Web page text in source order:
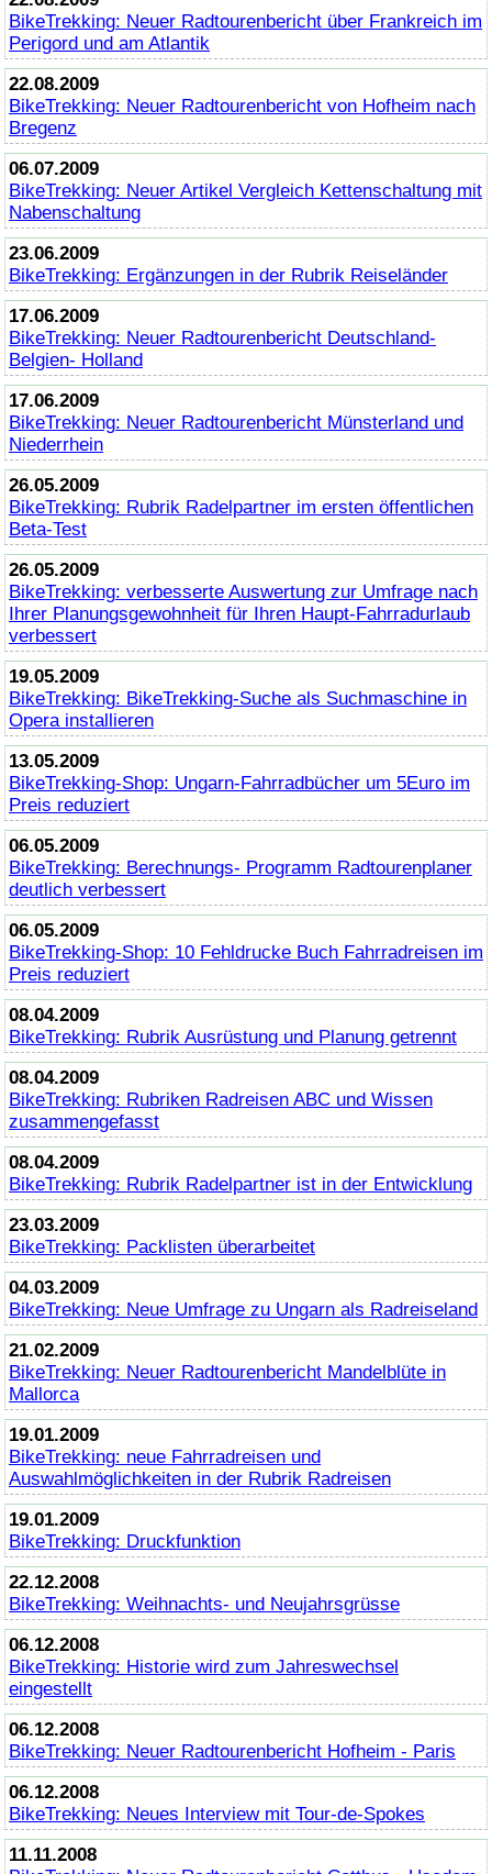
BikeTrekking: Neuer Radtourenbericht über Frankreich im
Perigord und am Atlantik
22.08.2009
BikeTrekking: Neuer Radtourenbericht von Hofheim nach
Bregenz
06.07.2009
BikeTrekking: Neuer Artikel Vergleich Kettenschaltung mit
Nabenschaltung
23.06.2009
BikeTrekking: Ergänzungen in der Rubrik Reiseländer
17.06.2009
BikeTrekking: Neuer Radtourenbericht Deutschland-
Belgien- Holland
17.06.2009
BikeTrekking: Neuer Radtourenbericht Münsterland und
Niederrhein
26.05.2009
BikeTrekking: Rubrik Radelpartner im ersten öffentlichen
Beta-Test
26.05.2009
BikeTrekking: verbesserte Auswertung zur Umfrage nach
Ihrer Planungsgewohnheit für Ihren Haupt-Fahrradurlaub
verbessert
19.05.2009
BikeTrekking: BikeTrekking-Suche als Suchmaschine in
Opera installieren
13.05.2009
BikeTrekking-Shop: Ungarn-Fahrradbücher um 5Euro im
Preis reduziert
06.05.2009
BikeTrekking: Berechnungs- Programm Radtourenplaner
deutlich verbessert
06.05.2009
BikeTrekking-Shop: 10 Fehldrucke Buch Fahrradreisen im
Preis reduziert
08.04.2009
BikeTrekking: Rubrik Ausrüstung und Planung getrennt
08.04.2009
BikeTrekking: Rubriken Radreisen ABC und Wissen
zusammengefasst
08.04.2009
BikeTrekking: Rubrik Radelpartner ist in der Entwicklung
23.03.2009
BikeTrekking: Packlisten überarbeitet
04.03.2009
BikeTrekking: Neue Umfrage zu Ungarn als Radreiseland
21.02.2009
BikeTrekking: Neuer Radtourenbericht Mandelblüte in
Mallorca
19.01.2009
BikeTrekking: neue Fahrradreisen und
Auswahlmöglichkeiten in der Rubrik Radreisen
19.01.2009
BikeTrekking: Druckfunktion
22.12.2008
BikeTrekking: Weihnachts- und Neujahrsgrüsse
06.12.2008
BikeTrekking: Historie wird zum Jahreswechsel
eingestellt
06.12.2008
BikeTrekking: Neuer Radtourenbericht Hofheim - Paris
06.12.2008
BikeTrekking: Neues Interview mit Tour-de-Spokes
11.11.2008